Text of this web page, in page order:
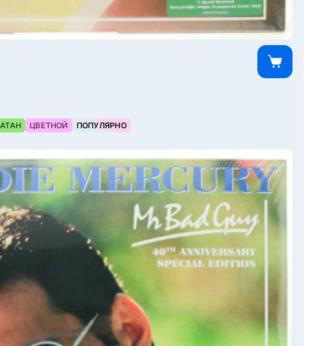
ЦВЕТНОЙ ПОПУЛЯРНО